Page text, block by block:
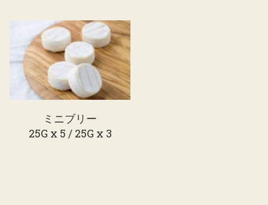
ミニブリー
25G x 5 / 25G x 3